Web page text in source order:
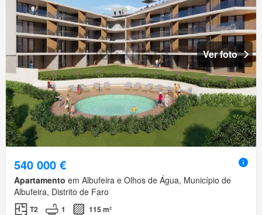
Ver foto
540 000 €
Apartamento em Albufeira e Olhos de Água, Município de
Albufeira, Distrito de Faro
T2 1 115 m²